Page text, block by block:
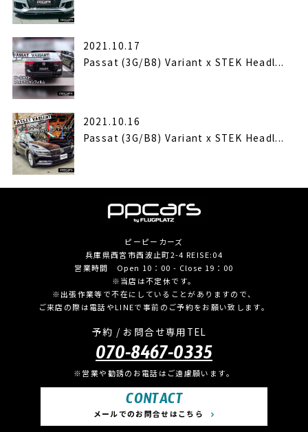
2021.10.17
Passat (3G/B8) Variant x STEK Headl...
2021.10.16
Passat (3G/B8) Variant x STEK Headl...
ピーピーカーズ
兵庫県西宮市西波止町2-4 REISE:04
営業時間 Open 10：00 - Close 19：00
※当店は不定休です。
※出張作業等で不在にしていることがありますので、
ご来店の際は電話やLINEで事前のご予約をお願い致します。
予約 / お問合せ専用TEL
070-8467-0335
※営業や勧誘のお電話はご遠慮願います。
CONTACT
メールでのお問合せはこちら